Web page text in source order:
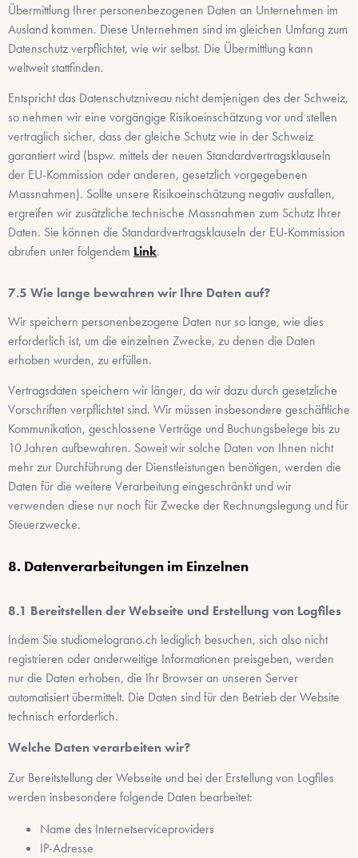
Übermittlung Ihrer personenbezogenen Daten an Unternehmen im
Ausland kommen. Diese Unternehmen sind im gleichen Umfang zum
Datenschutz verpflichtet, wie wir selbst. Die Übermittlung kann
weltweit stattfinden.
Entspricht das Datenschutzniveau nicht demjenigen des der Schweiz,
so nehmen wir eine vorgängige Risikoeinschätzung vor und stellen
vertraglich sicher, dass der gleiche Schutz wie in der Schweiz
garantiert wird (bspw. mittels der neuen Standardvertragsklauseln
der EU-Kommission oder anderen, gesetzlich vorgegebenen
Massnahmen). Sollte unsere Risikoeinschätzung negativ ausfallen,
ergreifen wir zusätzliche technische Massnahmen zum Schutz Ihrer
Daten. Sie können die Standardvertragsklauseln der EU-Kommission
abrufen unter folgendem Link.
Wie lange bewahren wir Ihre Daten auf?
Wir speichern personenbezogene Daten nur so lange, wie dies
erforderlich ist, um die einzelnen Zwecke, zu denen die Daten
erhoben wurden, zu erfüllen.
Vertragsdaten speichern wir länger, da wir dazu durch gesetzliche
Vorschriften verpflichtet sind. Wir müssen insbesondere geschäftliche
Kommunikation, geschlossene Verträge und Buchungsbelege bis zu
10 Jahren aufbewahren. Soweit wir solche Daten von Ihnen nicht
mehr zur Durchführung der Dienstleistungen benötigen, werden die
Daten für die weitere Verarbeitung eingeschränkt und wir
verwenden diese nur noch für Zwecke der Rechnungslegung und für
Steuerzwecke.
Datenverarbeitungen im Einzelnen
Bereitstellen der Webseite und Erstellung von Logfiles
Indem Sie studiomelograno.ch lediglich besuchen, sich also nicht
registrieren oder anderweitige Informationen preisgeben, werden
nur die Daten erhoben, die Ihr Browser an unseren Server
automatisiert übermittelt. Die Daten sind für den Betrieb der Website
technisch erforderlich.
Welche Daten verarbeiten wir?
Zur Bereitstellung der Webseite und bei der Erstellung von Logfiles
werden insbesondere folgende Daten bearbeitet:
Name des Internetserviceproviders
IP-Adresse